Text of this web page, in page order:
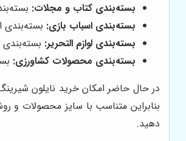
بسته‌بندی کتاب و مجلات:
بسته‌بندی اسباب بازی:
بسته‌بندی لوازم التحریر: بسته‌بندی
بسته‌بندی محصولات کشاورزی:
در حال حاضر امکان خرید نایلون
بنابراین متناسب با سایز محصولات و
دهید.